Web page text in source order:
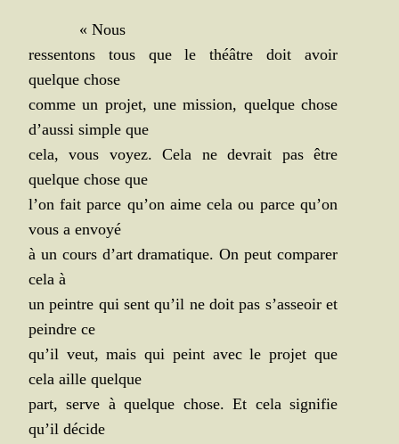
« Nous
res­sen­tons tous que le théâtre doit avoir
quelque chose
comme un pro­jet, une mis­sion, quelque chose
d’aussi simple que
cela, vous voyez. Cela ne devrait pas être
quelque chose que
l’on fait parce qu’on aime cela ou parce qu’on
vous a envoyé
à un cours d’art dra­ma­tique. On peut com­pa­rer
cela à
un peintre qui sent qu’il ne doit pas s’asseoir et
peindre ce
qu’il veut, mais qui peint avec le pro­jet que
cela aille quelque
part, serve à quelque chose. Et cela signi­fie
qu’il décide